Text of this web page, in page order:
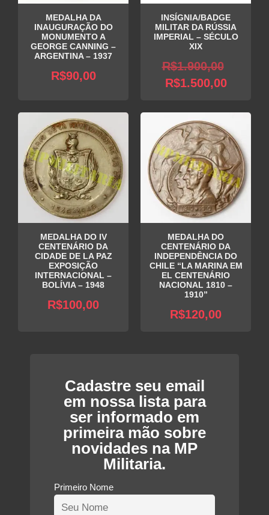
MEDALHA DA
INAUGURAÇÃO DO
MONUMENTO A
GEORGE CANNING –
ARGENTINA – 1937
R$90,00
INSÍGNIA/BADGE
MILITAR DA RÚSSIA
IMPERIAL – SÉCULO
XIX
R$1.900,00
era:
R$1.500,00O
atual
é:
MEDALHA DO IV
CENTENÁRIO DA
CIDADE DE LA PAZ
EXPOSIÇÃO
INTERNACIONAL –
BOLÍVIA – 1948
R$100,00
MEDALHA DO
CENTENÁRIO DA
INDEPENDÊNCIA DO
CHILE “LA MARINA EM
EL CENTENÁRIO
NACIONAL 1810 –
1910”
R$120,00
Cadastre seu email
em nossa lista para
ser informado em
primeira mão sobre
novidades na MP
Militaria.
Primeiro Nome